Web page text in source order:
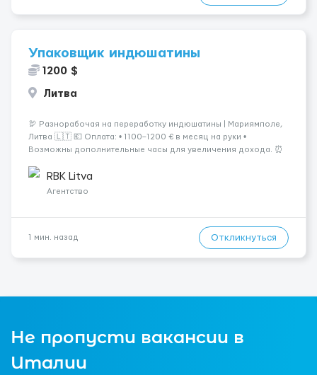
Упаковщик индюшатины
1200 $
Литва
🦃 Разнорабочая на переработку индюшатины | Мариямполе,
Литва 🇱🇹 💶 Оплата: • 1100–1200 € в месяц на руки •
Возможны дополнительные часы для увеличения дохода. ⏰
с 06:00 (иногда с 07:00...
RBK Litva
Агентство
1 мин. назад Откликнуться
Не пропусти вакансии в
Италии